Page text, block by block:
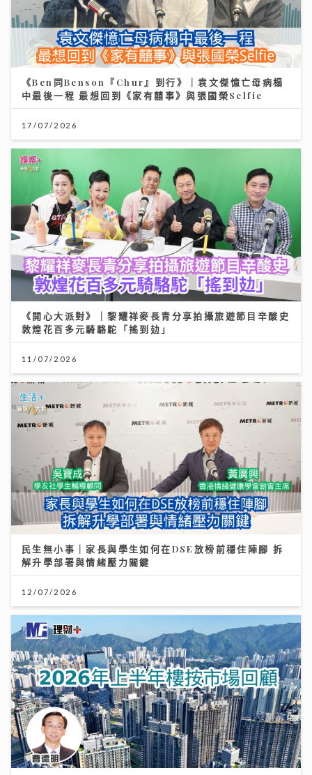
《Ben同Benson『Chur』到行》｜袁文傑憶亡母病榻
中最後一程 最想回到《家有囍事》與張國榮Selfie
17/07/2026
《開心大派對》｜黎耀祥麥長青分享拍攝旅遊節目辛酸史
敦煌花百多元騎駱駝「搖到攰」
11/07/2026
民生無小事｜家長與學生如何在DSE放榜前穩住陣腳 拆
解升學部署與情緒壓力關鍵
12/07/2026